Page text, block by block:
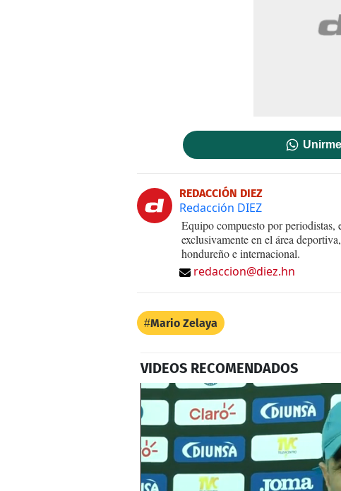
REDACCIÓN DIEZ
Redacción DIEZ
Equipo compuesto por periodistas,
exclusivamente en el área
hondureño e internacional.
redaccion@diez.hn
Mario Zelaya
VIDEOS RECOMENDADOS